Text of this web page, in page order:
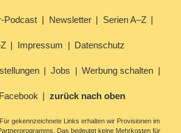
Podcast Newsletter Serien A–Z
Impressum Datenschutz
Jobs Werbung schalten
Facebook zurück nach oben
gekennzeichnete Links erhalten wir Provisionen im
Das bedeutet keine Mehrkosten für